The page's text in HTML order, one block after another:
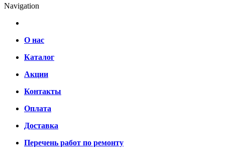
Navigation
О нас
Каталог
Акции
Контакты
Оплата
Доставка
Перечень работ по ремонту